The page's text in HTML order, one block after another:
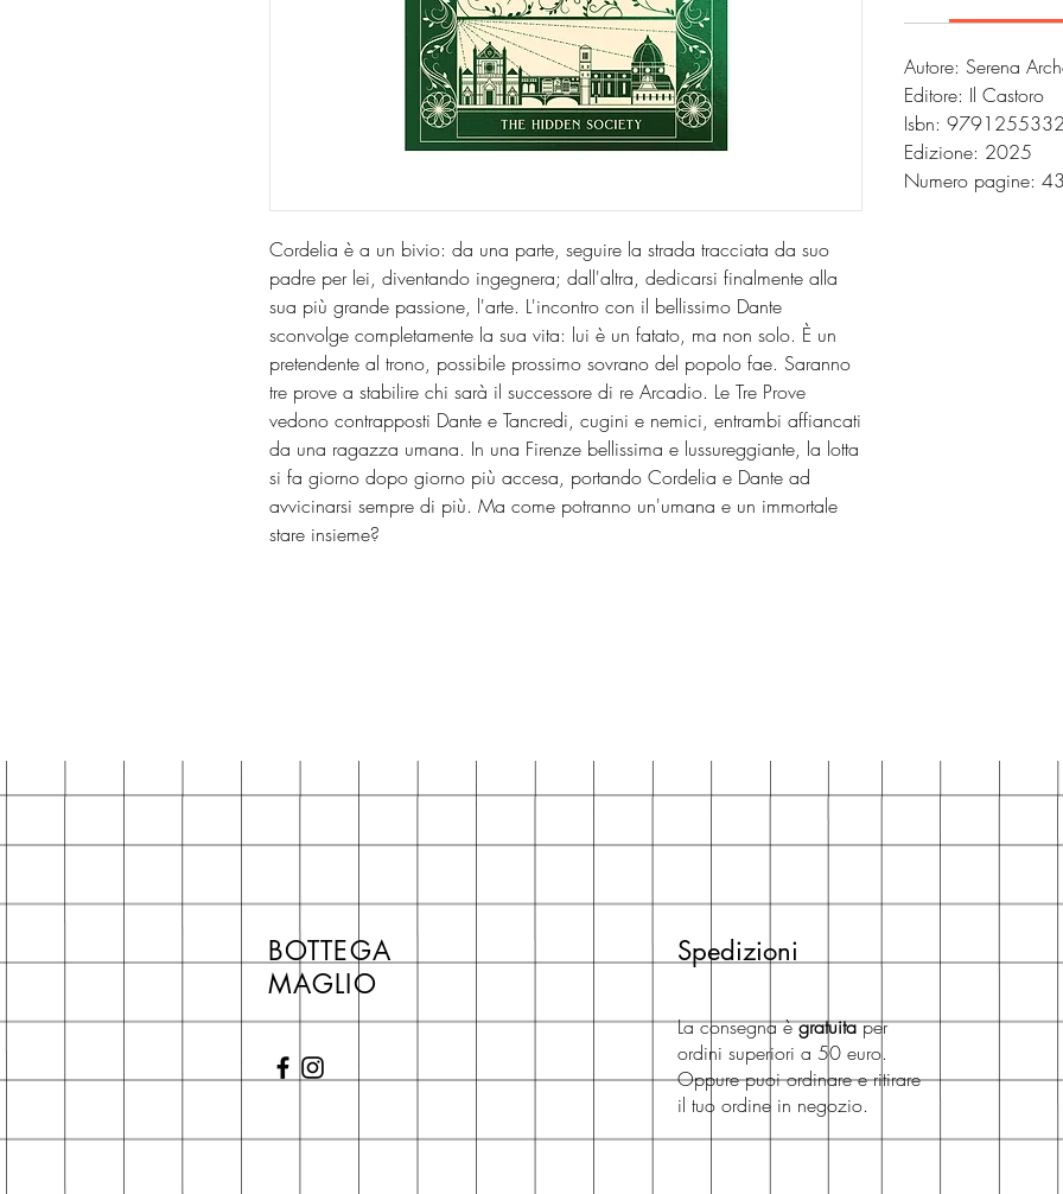
Cordelia è a un bivio: da una parte, seguire la strada tracciata da suo
padre per lei, diventando ingegnera; dall'altra, dedicarsi finalmente alla
sua più grande passione, l'arte. L'incontro con il bellissimo Dante
sconvolge completamente la sua vita: lui è un fatato, ma non solo. È un
pretendente al trono, possibile prossimo sovrano del popolo fae. Saranno
tre prove a stabilire chi sarà il successore di re Arcadio. Le Tre Prove
vedono contrapposti Dante e Tancredi, cugini e nemici, entrambi affiancati
da una ragazza umana. In una Firenze bellissima e lussureggiante, la lotta
si fa giorno dopo giorno più accesa, portando Cordelia e Dante ad
avvicinarsi sempre di più. Ma come potranno un'umana e un immortale
stare insieme?
Autore: Serena
Editore: Il Castoro
Isbn:
Edizione: 2025
Numero pagine:
BOTTEGA
MAGLIO
Spedizioni
La consegna ègratuitaper
ordini superiori a 50 euro.
Oppure puoi ordinare e ritirare
il tuo ordine in negozio.